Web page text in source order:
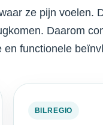
ze pijn voelen.
Daarom
functionele
BILREGIO